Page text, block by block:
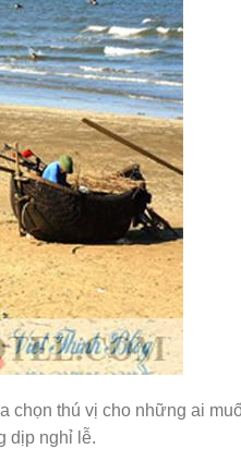
chọn thú vị cho những ai
dịp nghỉ lễ.